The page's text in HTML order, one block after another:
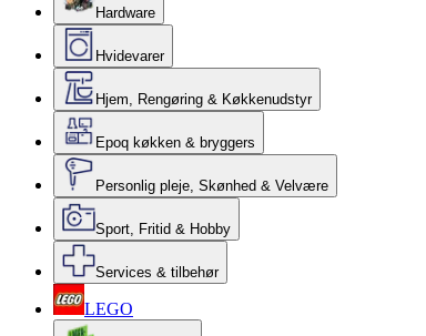
Hardware
Hvidevarer
Hjem, Rengøring & Køkkenudstyr
Epoq køkken & bryggers
Personlig pleje, Skønhed & Velvære
Sport, Fritid & Hobby
Services & tilbehør
LEGO